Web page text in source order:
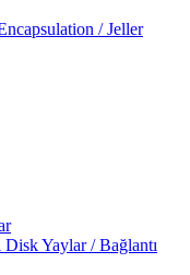
/ Jeller
Disk Yaylar / Bağlantı